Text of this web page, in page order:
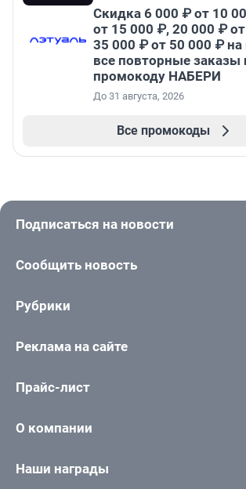
Скидка 6 000 ₽ от 10
от 15 000 ₽, 20 000 ₽
35 000 ₽ от 50 000 ₽
все повторные заказы
промокоду НАБЕРИ
До 31 августа, 2026
Все промокоды
Подписаться на новости
Сообщить новость
Рубрики
Реклама на сайте
Прайс-лист
О компании
Наши награды